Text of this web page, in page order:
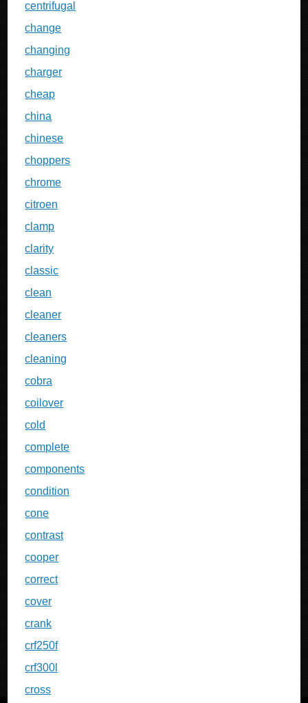
centrifugal
change
changing
charger
cheap
china
chinese
choppers
chrome
citroen
clamp
clarity
classic
clean
cleaner
cleaners
cleaning
cobra
coilover
cold
complete
components
condition
cone
contrast
cooper
correct
cover
crank
crf250f
crf300l
cross